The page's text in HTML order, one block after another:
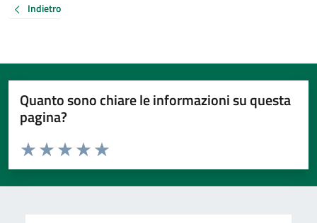
Indietro
Quanto sono chiare le informazioni su questa
pagina?
Valuta da 1 a 5 stelle la pagina
Valuta 5 stelle su 5
Valuta 4 stelle su 5
Valuta 3 stelle su 5
Valuta 2 stelle su 5
Valuta 1 stelle su 5